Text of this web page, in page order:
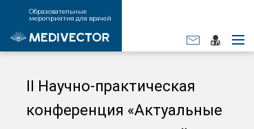
Образовательные
мероприятия для врачей
II Научно-практическая
конференция «Актуальные